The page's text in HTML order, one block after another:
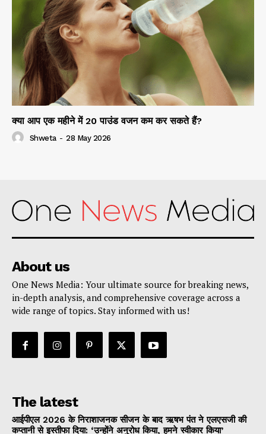
क्या आप एक महीने में 20 पाउंड वजन कम कर सकते हैं?
Shweta - 28 May 2026
About us
One News Media: Your ultimate source for breaking news,
in-depth analysis, and comprehensive coverage across a
wide range of topics. Stay informed with us!
The latest
आईपीएल 2026 के निराशाजनक सीजन के बाद ऋषभ पंत ने एलएसजी की
कप्तानी से इस्तीफा दिया: ‘उन्होंने अनुरोध किया, हमने स्वीकार किया’